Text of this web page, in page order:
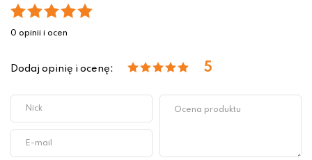
0 opinii i ocen
Dodaj opinię i ocenę: 5